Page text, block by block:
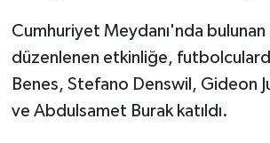
Cumhuriyet Meydanı'nda
düzenlenen etkinliğe,
Benes, Stefano Denswil, Gideon
ve Abdulsamet Burak katıldı.